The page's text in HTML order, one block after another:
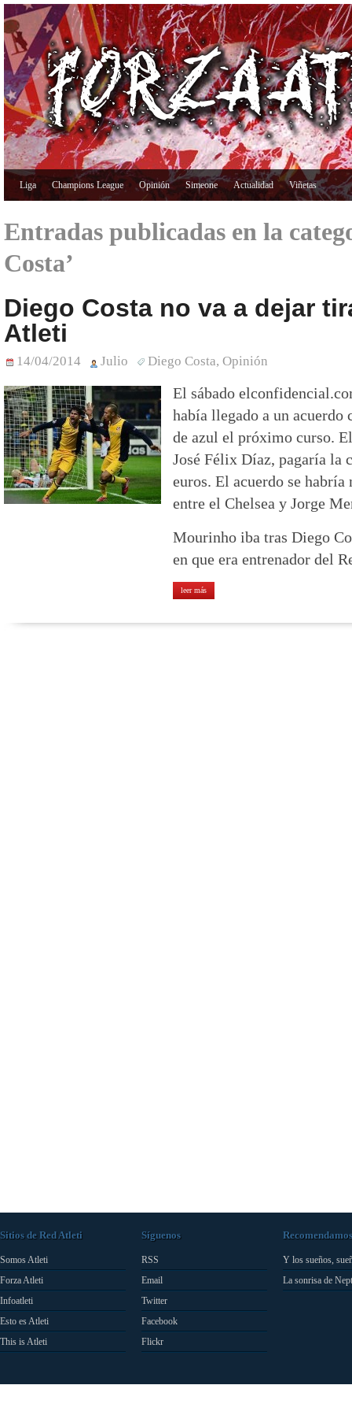
Liga Champions League Opinión Simeone Actualidad Viñetas
Entradas publicadas en la
Costa’
Diego Costa no va a dejar
Atleti
14/04/2014 Julio Diego Costa, Opinión
El sábado
había llegado a un acuerdo
de azul el próximo curso.
José Félix Díaz, pagaría la
euros. El acuerdo se
entre el Chelsea y Jorge
Mourinho iba tras Diego
en que era entrenador del
leer más
Sitios de Red Atleti
Somos Atleti
Forza Atleti
Infoatleti
Esto es Atleti
This is Atleti
Síguenos
RSS
Email
Twitter
Facebook
Flickr
Recomendamos
Y los sueños,
La sonrisa de